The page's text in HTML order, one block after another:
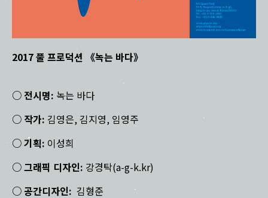
2017 풀 프로덕션 《녹는 바다》
○ 전시명: 녹는 바다
○ 작가: 김영은, 김지영, 임영주
○ 기획: 이성희
○ 그래픽 디자인: 강경탁(a-g-k.kr)
○ 공간디자인: 김형준